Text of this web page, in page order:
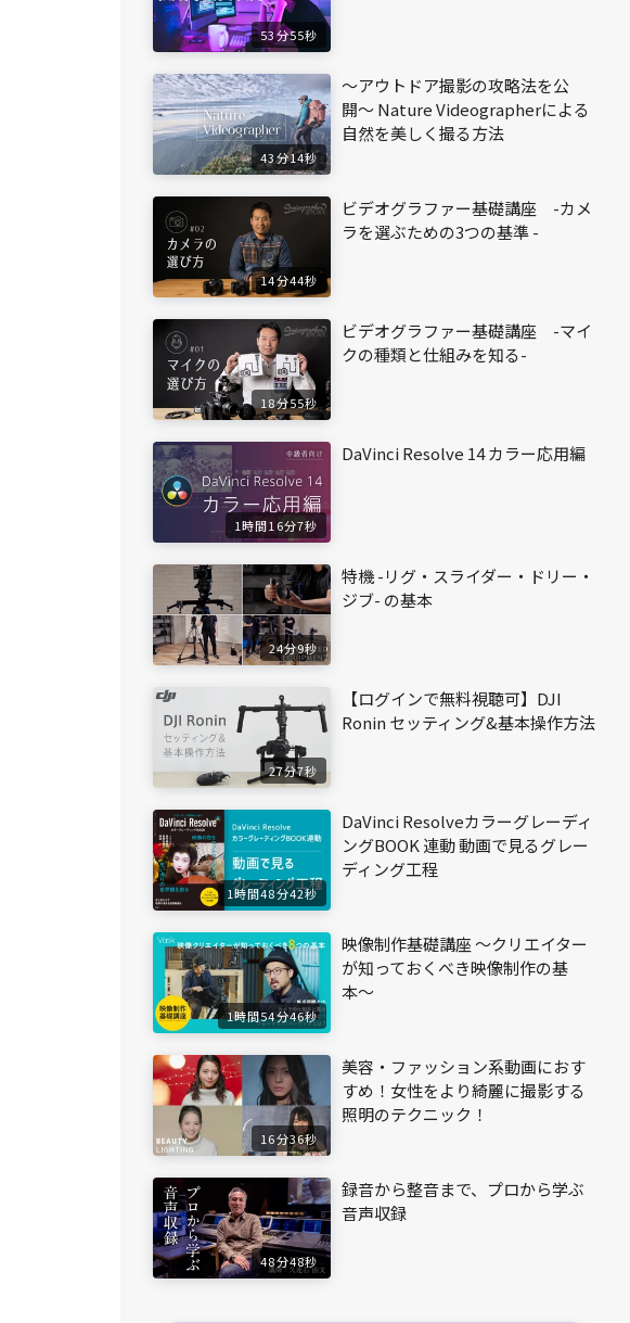
53分55秒
43分14秒
〜アウトドア撮影の攻略法を公
開〜 Nature Videographerによる
自然を美しく撮る方法
14分44秒
ビデオグラファー基礎講座 -カメ
ラを選ぶための3つの基準 -
18分55秒
ビデオグラファー基礎講座 -マイ
クの種類と仕組みを知る-
1時間16分7秒
DaVinci Resolve 14 カラー応用編
24分9秒
特機 -リグ・スライダー・ドリー・
ジブ- の基本
27分7秒
【ログインで無料視聴可】DJI
Ronin セッティング&基本操作方法
1時間48分42秒
DaVinci Resolveカラーグレーディ
ングBOOK 連動 動画で見るグレー
ディング工程
1時間54分46秒
映像制作基礎講座 〜クリエイター
が知っておくべき映像制作の基
本〜
16分36秒
美容・ファッション系動画におす
すめ！女性をより綺麗に撮影する
照明のテクニック！
48分48秒
録音から整音まで、プロから学ぶ
音声収録